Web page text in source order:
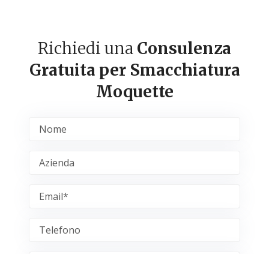
Richiedi una Consulenza
Gratuita per Smacchiatura
Moquette